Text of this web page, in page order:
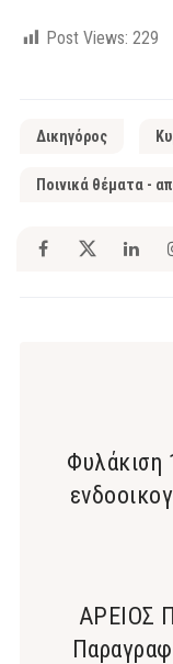
Post Views: 229
Δικηγόρος
Ποινικά θέματα -
Φυλάκιση
ΑΡΕΙΟΣ